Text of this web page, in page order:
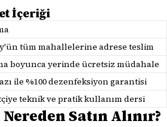
İçeriği
tüm mahallelerine adrese teslim
boyunca yerinde ücretsiz müdahale
ile %100 dezenfeksiyon garantisi
teknik ve pratik kullanım dersi
Satın Alınır?